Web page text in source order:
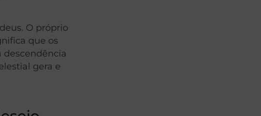
O próprio
que os
descendência
gera e